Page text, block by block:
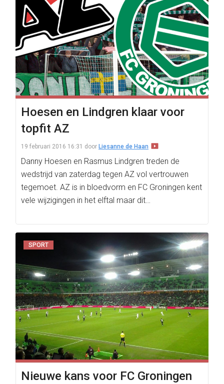
Hoesen en Lindgren klaar voor
topfit AZ
19 februari 2016 16:31 door Liesanne de Haan
Danny Hoesen en Rasmus Lindgren treden de
wedstrijd van zaterdag tegen AZ vol vertrouwen
tegemoet. AZ is in bloedvorm en FC Groningen kent
vele wijzigingen in het elftal maar dit…
SPORT
Nieuwe kans voor FC Groningen